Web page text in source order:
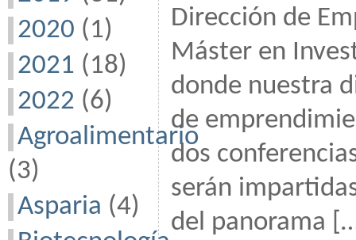
2020 (1)
2021 (18)
2022 (6)
Agroalimentario
(3)
Asparia (4)
Dirección de
Máster en
donde nuestra
de
dos
serán
del panorama